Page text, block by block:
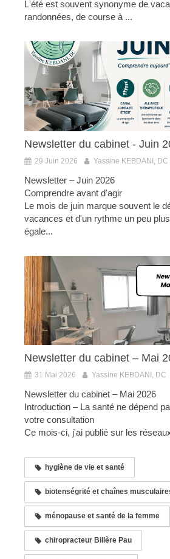
L'été est souvent synonyme de
randonnées, de course à ...
Newsletter du cabinet - Juin
29 Juin 2026 Yassine KEBDANI, DC
Newsletter – Juin 2026
Comprendre avant d'agir
Le mois de juin marque souvent le
vacances et d'un rythme un peu
égale...
Newsletter du cabinet – Mai
31 Mai 2026 Yassine KEBDANI, DC
Newsletter du cabinet – Mai 2026
Introduction – La santé ne dépend
votre consultation
Ce mois-ci, j'ai publié sur les
hygiène de vie et santé
biotenségrité et chaînes
ménopause et santé de la femme
chiropracteur Billère Pau